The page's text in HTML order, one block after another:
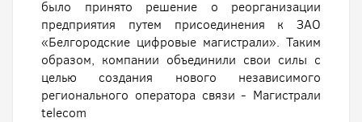
было принято решение о реорганизации
предприятия путем присоединения к ЗАО
«Белгородские цифровые магистрали». Таким
образом, компании объединили свои силы с
целью создания нового независимого
регионального оператора связи - Магистрали
telecom